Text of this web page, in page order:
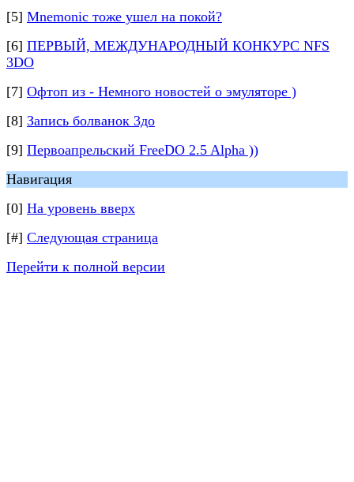
[5] Mnemonic тоже ушел на покой?
[6] ПЕРВЫЙ, МЕЖДУНАРОДНЫЙ КОНКУРС NFS
3DO
[7] Офтоп из - Немного новостей о эмуляторе )
[8] Запись болванок 3до
[9] Первоапрельский FreeDO 2.5 Alpha ))
Навигация
[0] На уровень вверх
[#] Следующая страница
Перейти к полной версии